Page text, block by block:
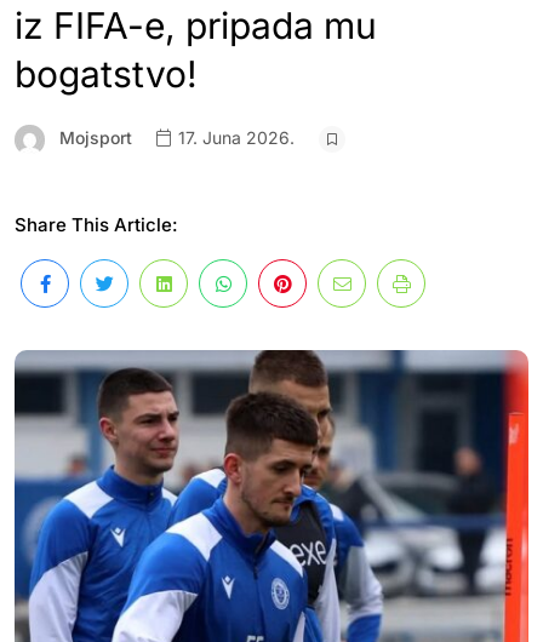
iz FIFA-e, pripada mu
bogatstvo!
Mojsport 17. Juna 2026.
Share This Article: